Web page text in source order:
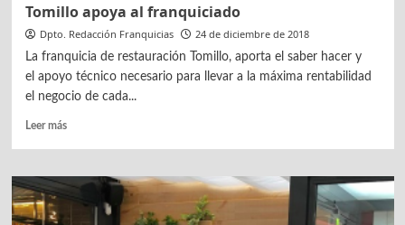
Tomillo apoya al franquiciado
Dpto. Redacción Franquicias 24 de diciembre de 2018
La franquicia de restauración Tomillo, aporta el saber hacer y
el apoyo técnico necesario para llevar a la máxima rentabilidad
el negocio de cada...
Leer másLeer
Tomillo